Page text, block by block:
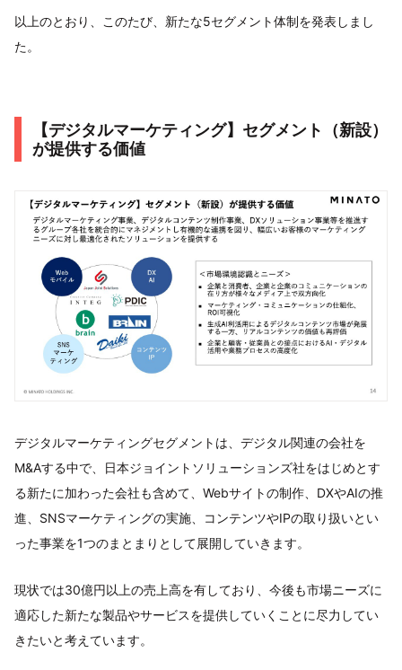
以上のとおり、このたび、新たな5セグメント体制を発表しまし
た。
【デジタルマーケティング】セグメント（新設）
が提供する価値
デジタルマーケティングセグメントは、デジタル関連の会社を
M&Aする中で、日本ジョイントソリューションズ社をはじめとす
る新たに加わった会社も含めて、Webサイトの制作、DXやAIの推
進、SNSマーケティングの実施、コンテンツやIPの取り扱いとい
った事業を1つのまとまりとして展開していきます。
現状では30億円以上の売上高を有しており、今後も市場ニーズに
適応した新たな製品やサービスを提供していくことに尽力してい
きたいと考えています。